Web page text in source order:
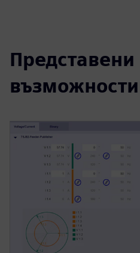
Представени
възможности